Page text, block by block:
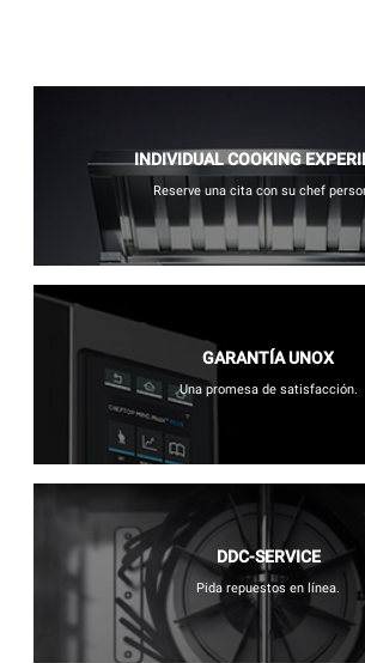
INDIVIDUAL COOKING
Reserve una cita con su chef
GARANTÍA UNOX
Una promesa de satisfacción.
DDC-SERVICE
Pida repuestos en línea.